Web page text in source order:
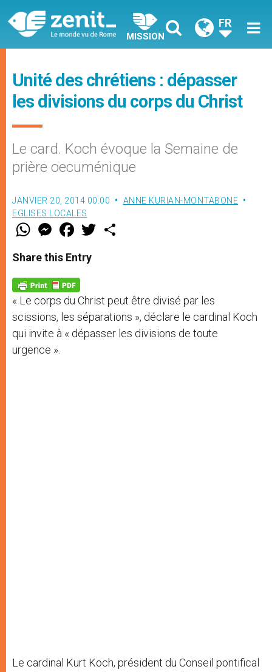
MISSION
FR
Unité des chrétiens : dépasser
les divisions du corps du Christ
Le card. Koch évoque la Semaine de
prière oecuménique
JANVIER 20, 2014 00:00
ANNE KURIAN-MONTABONE
EGLISES LOCALES
W
t
s
p
p
M
e
s
e
g
e
r
F
a
e
b
o
k
w
Share this Entry
« Le corps du Christ peut être divisé par les
scissions, les séparations », déclare le cardinal Koch
qui invite à « dépasser les divisions de toute
urgence ».
Le cardinal Kurt Koch, président du Conseil pontifical